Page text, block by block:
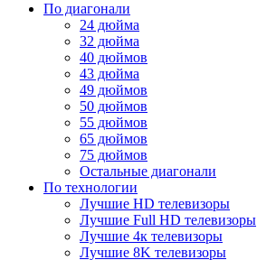
По диагонали
24 дюйма
32 дюйма
40 дюймов
43 дюйма
49 дюймов
50 дюймов
55 дюймов
65 дюймов
75 дюймов
Остальные диагонали
По технологии
Лучшие HD телевизоры
Лучшие Full HD телевизоры
Лучшие 4к телевизоры
Лучшие 8K телевизоры